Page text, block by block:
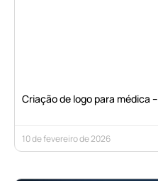
Criação de logo para médica
10 de fevereiro de 2026